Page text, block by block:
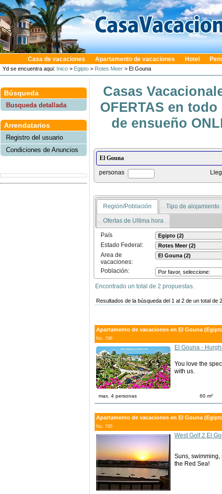
Casa de vacaciones Apartamento de vacaciones Hotel
Yd se encuentra aqui: Inico > Egipto > Rotes Meer > El Gouna
Búsqueda
Busqueda detallada
Arrendatarios
Registro del usuario
Condiciones de Anuncios
Casas
OFERTAS en
de ensueño
personas
Región/Población Tipo de alojamiento
Ofertas de Ultima hora
País
Estado Federal:
Area de
vacaciones:
Población:
Encontrado un total de 2 propuestas.
Resultados de la búsqueda del 1 al 2 de un total de
Apartamento de vacaciones en El Gouna
No. 796
El Gouna -
You love the
with us.
max. 4 personas 60 m²
Apartamento de vacaciones en El Gouna
No. 795
West Golf 2 El
Suns,
the Red Sea!